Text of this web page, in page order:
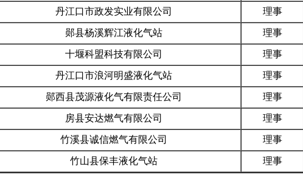
丹江口市政发实业有限公司 理事
郧县杨溪辉江液化气站 理事
十堰科盟科技有限公司 理事
丹江口市浪河明盛液化气站 理事
郧西县茂源液化气有限责任公司 理事
房县安达燃气有限公司 理事
竹溪县诚信燃气有限公司 理事
竹山县保丰液化气站 理事